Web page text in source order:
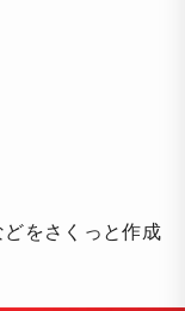
をさくっと作成